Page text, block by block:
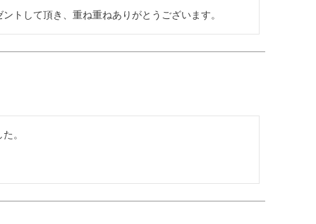
トして頂き、重ね重ねありがとうございます。
。